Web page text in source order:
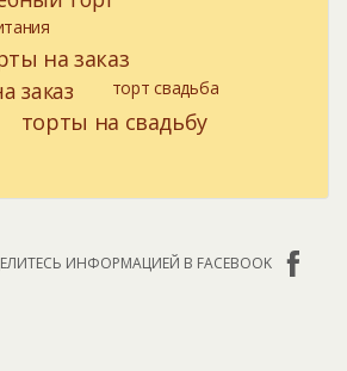
на заказ
заказ
торт свадьба
торты на свадьбу
ИНФОРМАЦИЕЙ В FACEBOOK